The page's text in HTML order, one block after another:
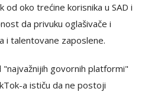
od oko trećine korisnika u SAD i
da privuku oglašivače i
i talentovane zaposlene.
govornih platformi"
a ističu da ne postoji